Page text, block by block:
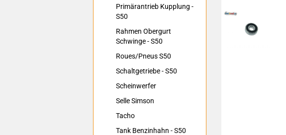
Primärantrieb Kupplung -
S50
Rahmen Obergurt
Schwinge - S50
Roues/Pneus S50
Schaltgetriebe - S50
Scheinwerfer
Selle Simson
Tacho
Tank Benzinhahn - S50